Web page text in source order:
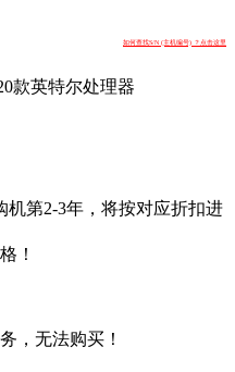
如何查找S/N (主机编号) ？点击这里
款英特尔处理器
机第2-3年，将按对应折扣进
！
，无法购买！